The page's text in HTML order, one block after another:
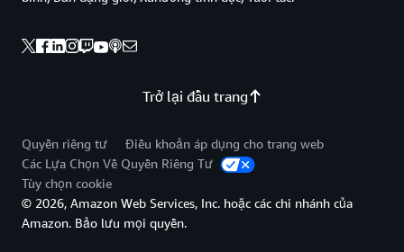
Trở lại đầu trang
Quyền riêng tư
Điều khoản áp dụng cho trang web
Các Lựa Chọn Về Quyền Riêng Tư
Tùy chọn cookie
© 2026, Amazon Web Services, Inc. hoặc các chi nhánh của
Amazon. Bảo lưu mọi quyền.